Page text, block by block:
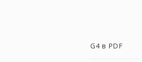
G4 в PDF